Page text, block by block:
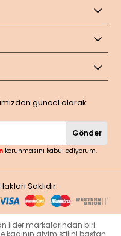
güncel olarak
Gönder
korunmasını kabul ediyorum.
Saklıdır
lider markalarından biri
kadının giyim stilini baştan